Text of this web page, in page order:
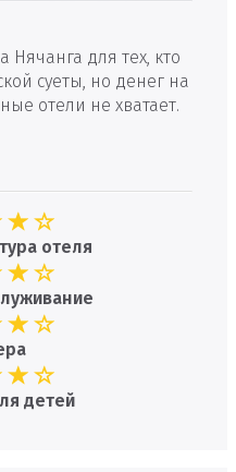
Нячанга для тех, кто
суеты, но денег на
отели не хватает.
отеля
детей